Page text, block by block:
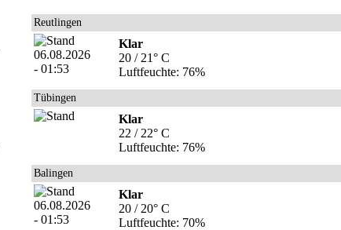
Reutlingen
Klar
20 / 21° C
Luftfeuchte: 76%
Tübingen
Klar
22 / 22° C
Luftfeuchte: 76%
Balingen
Klar
20 / 20° C
Luftfeuchte: 70%